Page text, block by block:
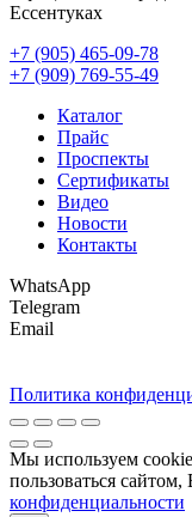
Ессентуках
+7 (905) 465-09-78
+7 (909) 769-55-49
Каталог
Прайс
Проспекты
Сертификаты
Видео
Новости
Контакты
WhatsApp
Telegram
Email
Политика
Мы используем
пользоваться
конфиденциальности